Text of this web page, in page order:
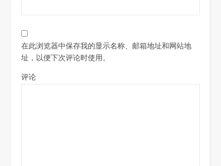
在此浏览器中保存我的显示名称、邮箱地址和网站地
址，以便下次评论时使用。
评论